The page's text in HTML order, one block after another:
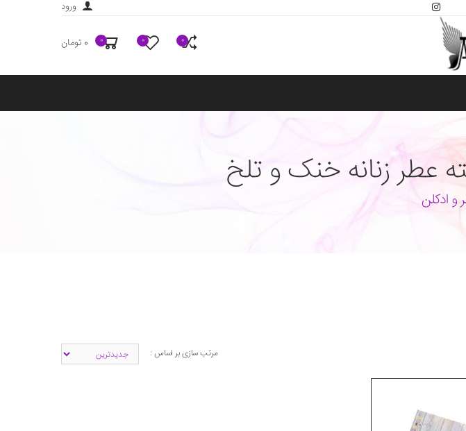
ورود
0
0
0 0 تومان
زنانه خنک و تلخ
ادکلن
مرتب سازی بر اساس :